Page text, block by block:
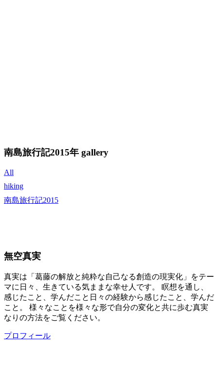
南島旅行記2015年 gallery
All
hiking
南島旅行記2015
無空真実
真実は「葛藤の解放と純粋な自己なる創造の現実化」をテー
マに日々、生きている気ままな幸せ人です。 瞑想を通し、
感じたこと、学んだこと日々の経験から感じたこと、学んだ
こと。 様々なことを様々な形で自分の変化と共に歩む真実
なりの方法をご覧ください。
プロフィール